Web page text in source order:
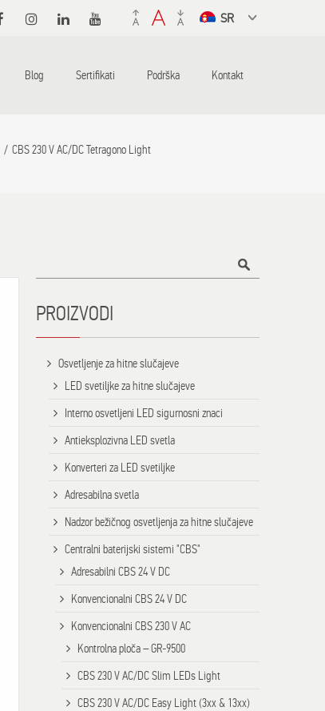
dropdown to
Blog Sertifikati Podrška Kontakt
CBS 230 V AC/DC Tetragono Light
PROIZVODI
Osvetljenje za hitne slučajeve
LED svetiljke za hitne slučajeve
Interno osvetljeni LED sigurnosni znaci
Antieksplozivna LED svetla
Konverteri za LED svetiljke
Adresabilna svetla
Nadzor bežičnog osvetljenja za hitne slučajeve
Centralni baterijski sistemi "CBS"
Adresabilni CBS 24 V DC
Konvencionalni CBS 24 V DC
Konvencionalni CBS 230 V AC
Kontrolna ploča – GR-9500
CBS 230 V AC/DC Slim LEDs Light
CBS 230 V AC/DC Easy Light (3xx & 13xx)